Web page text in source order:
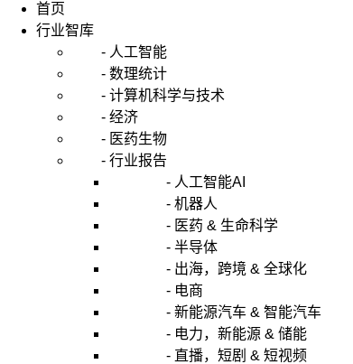
首页
行业智库
- 人工智能
- 数理统计
- 计算机科学与技术
- 经济
- 医药生物
- 行业报告
- 人工智能AI
- 机器人
- 医药 & 生命科学
- 半导体
- 出海，跨境 & 全球化
- 电商
- 新能源汽车 & 智能汽车
- 电力，新能源 & 储能
- 直播，短剧 & 短视频